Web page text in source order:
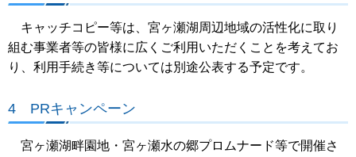
キャッチコピー等は、宮ヶ瀬湖周辺地域の活性化に取り
組む事業者等の皆様に広くご利用いただくことを考えてお
り、利用手続き等については別途公表する予定です。
4 PRキャンペーン
宮ヶ瀬湖畔園地・宮ヶ瀬水の郷プロムナード等で開催さ